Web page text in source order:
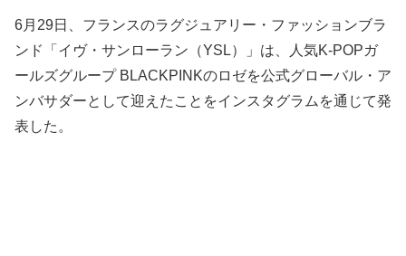
6月29日、フランスのラグジュアリー・ファッションブラ
ンド「イヴ・サンローラン（YSL）」は、人気K-POPガ
ールズグループ BLACKPINKのロゼを公式グローバル・ア
ンバサダーとして迎えたことをインスタグラムを通じて発
表した。